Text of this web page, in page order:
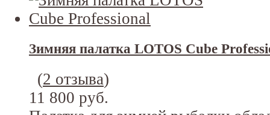
Зимняя палатка LOTOS Cube
(2 отзыва)
11 800 руб.